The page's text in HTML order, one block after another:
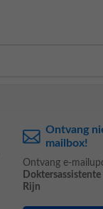
Ontvang
mailbox!
Ontvang e-
Doktersassistente
Rijn